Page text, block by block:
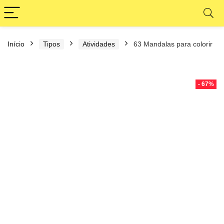
Início Tipos Atividades 63 Mandalas para colorir
- 67%